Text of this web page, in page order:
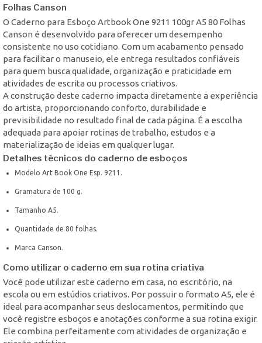
Folhas Canson
O Caderno para Esboço Artbook One 9211 100gr A5 80 Folhas
Canson é desenvolvido para oferecer um desempenho
consistente no uso cotidiano. Com um acabamento pensado
para facilitar o manuseio, ele entrega resultados confiáveis
para quem busca qualidade, organização e praticidade em
atividades de escrita ou processos criativos.
A construção deste caderno impacta diretamente a experiência
do artista, proporcionando conforto, durabilidade e
previsibilidade no resultado final de cada página. É a escolha
adequada para apoiar rotinas de trabalho, estudos e a
materialização de ideias em qualquer lugar.
Detalhes técnicos do caderno de esboços
Modelo Art Book One Esp. 9211.
Gramatura de 100 g.
Tamanho A5.
Quantidade de 80 folhas.
Marca Canson.
Como utilizar o caderno em sua rotina criativa
Você pode utilizar este caderno em casa, no escritório, na
escola ou em estúdios criativos. Por possuir o formato A5, ele é
ideal para acompanhar seus deslocamentos, permitindo que
você registre esboços e anotações conforme a sua rotina exigir.
Ele combina perfeitamente com atividades de organização e